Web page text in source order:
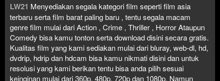
LW21 Menyediakan segala kategori film seperti film asia
terbaru serta film barat paling baru , tentu segala macam
genre film mulai dari Action , Crime , Thriller , Horror Ataupun
Comedy bisa kamu tonton serta download disini secara gratis.
Kualitas film yang kami sediakan mulai dari bluray, web-dl, hd,
dvdrip, hdrip dan hdcam bisa kamu nikmati disini dan untuk
resolusi yang kami berikan tentu bisa anda pilih sesuai
keinginan mulai dari 360p, 480p, 720p dan 1080p. Namun